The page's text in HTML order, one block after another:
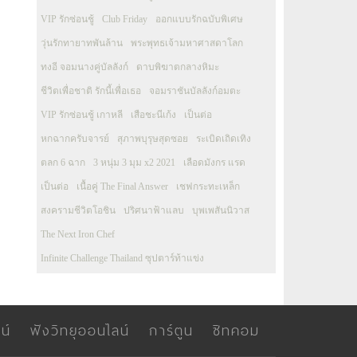
VIP รักซ่อนชู้ Club Friday ออกแบบรักฉบับพิเศษ
วุ่นรักทายาทพันล้าน พระพุทธเจ้ามหาศาสดาโลก
ทงอี จอมนางคู่บัลลังก์ ดาบพิฆาตกลางหิมะ
ชีวิตเพื่อชาติ รักนี้เพื่อเธอ จอมราชันบัลลังก์อมตะ
VIP รักซ่อนชู้ เกาหลี เสือชะนีเก้ง เป็นต่อ
หกฉากครับจารย์ สุภาพบุรุษสุดซอย ระเบิดเถิดเทิง
ตลก 6 ฉาก 3 หนุ่ม 3 มุม x2 2021 เลือดมังกร แรด
เป็นต่อ เนื้อคู่ The Final Answer เชฟกระทะเหล็ก
สงครามชีวิตโอชิน ปริศนาฟ้าแลบ บุพเพสันนิวาส
The Next Iron Chef
Infinite Challenge Thailand ซุปตาร์ท้าแข่ง
ฟังวิทยุออนไลน์ การ์ตูน ซิทคอม